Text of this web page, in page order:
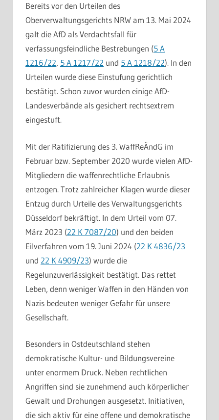
Bereits vor den Urteilen des
Oberverwaltungsgerichts NRW am 13. Mai 2024
galt die AfD als Verdachtsfall für
verfassungsfeindliche Bestrebungen (5 A
1216/22, 5 A 1217/22 und 5 A 1218/22). In den
Urteilen wurde diese Einstufung gerichtlich
bestätigt. Schon zuvor wurden einige AfD-
Landesverbände als gesichert rechtsextrem
eingestuft.
Mit der Ratifizierung des 3. WaffReÄndG im
Februar bzw. September 2020 wurde vielen AfD-
Mitgliedern die waffenrechtliche Erlaubnis
entzogen. Trotz zahlreicher Klagen wurde dieser
Entzug durch Urteile des Verwaltungsgerichts
Düsseldorf bekräftigt. In dem Urteil vom 07.
März 2023 (22 K 7087/20) und den beiden
Eilverfahren vom 19. Juni 2024 (22 K 4836/23
und 22 K 4909/23) wurde die
Regelunzuverlässigkeit bestätigt. Das rettet
Leben, denn weniger Waffen in den Händen von
Nazis bedeuten weniger Gefahr für unsere
Gesellschaft.
Besonders in Ostdeutschland stehen
demokratische Kultur- und Bildungsvereine
unter enormem Druck. Neben rechtlichen
Angriffen sind sie zunehmend auch körperlicher
Gewalt und Drohungen ausgesetzt. Initiativen,
die sich aktiv für eine offene und demokratische